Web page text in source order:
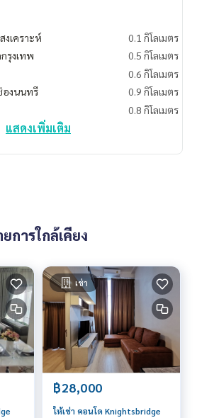
(Property Resales & Leasing)
(มี @ ด้วยนะครับ)
งเคราะห์
0.1 กิโลเมตร
กรุงเทพ
0.5 กิโลเมตร
0.6 กิโลเมตร
องนนทรี
0.9 กิโลเมตร
0.8 กิโลเมตร
แสดงเพิ่มเติม
ยการใกล้เคียง
เช่า
฿28,000
ให้เช่า คอนโด Knightsbridge